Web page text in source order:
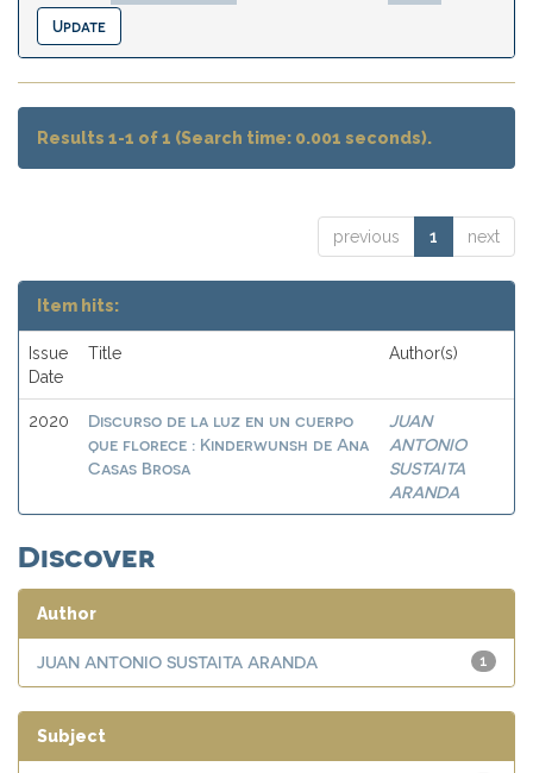
Results 1-1 of 1 (Search time: 0.001 seconds).
previous 1 next
Item hits:
Issue
Date
Title Author(s)
2020
Discurso de la luz en un cuerpo
que florece : Kinderwunsh de Ana
Casas Brosa
JUAN
ANTONIO
SUSTAITA
ARANDA
Discover
Author
1
JUAN ANTONIO SUSTAITA ARANDA
Subject